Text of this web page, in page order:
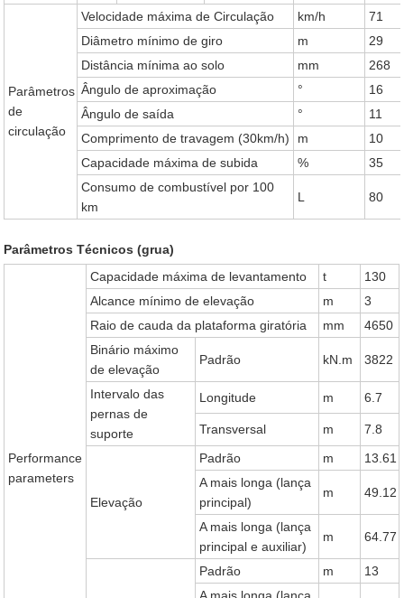
Parâmetros
de
circulação
Velocidade máxima de Circulação km/h
71
Diâmetro mínimo de giro
m
29
Distância mínima ao solo
mm
268
Ângulo de aproximação
°
16
Ângulo de saída
°
11
Comprimento de travagem (30km/h)
m
10
Capacidade máxima de subida
%
35
Consumo de combustível por 100
km
L 80
Parâmetros Técnicos (grua)
Performance
parameters
Capacidade máxima de levantamento t
130
Alcance mínimo de elevação
m
3
Raio de cauda da plataforma giratória
mm
4650
Binário máximo
de elevação
Padrão kN.m 3822
Intervalo das
pernas de
suporte
Longitude m 6.7
Transversal m 7.8
Elevação
Padrão m
13.61
A mais longa (lança
principal)
m 49.12
A mais longa (lança
principal e auxiliar)
m 64.77
Padrão m
13